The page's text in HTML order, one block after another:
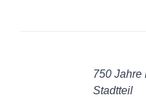
WARENKORB750 Jahre
Stadtteil